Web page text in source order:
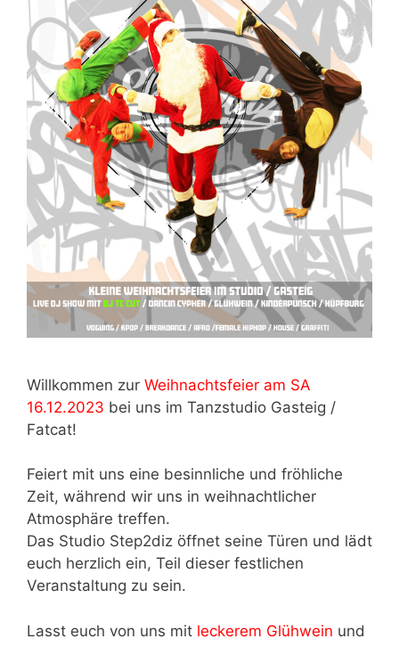
Willkommen zur Weihnachtsfeier am SA
16.12.2023 bei uns im Tanzstudio Gasteig /
Fatcat!
Feiert mit uns eine besinnliche und fröhliche
Zeit, während wir uns in weihnachtlicher
Atmosphäre treffen.
Das Studio Step2diz öffnet seine Türen und lädt
euch herzlich ein, Teil dieser festlichen
Veranstaltung zu sein.
Lasst euch von uns mit leckerem Glühwein und